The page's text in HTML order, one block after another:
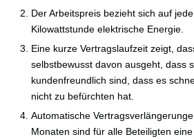
Der Arbeitspreis bezieht sich auf
Kilowattstunde elektrische Energie.
Eine kurze Vertragslaufzeit zeigt,
selbstbewusst davon ausgeht, dass
kundenfreundlich sind, dass es
nicht zu befürchten hat.
Automatische
Monaten sind für alle Beteiligten